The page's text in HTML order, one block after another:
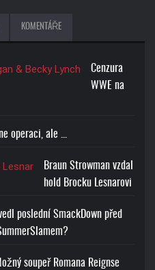
KOMENTÁŘE
Cenzura
WWE na
operaci, ale ...
Braun Strowman vzdal
hold Brocku Lesnarovi
poslední SmackDown před
soupeř Romana Reignse